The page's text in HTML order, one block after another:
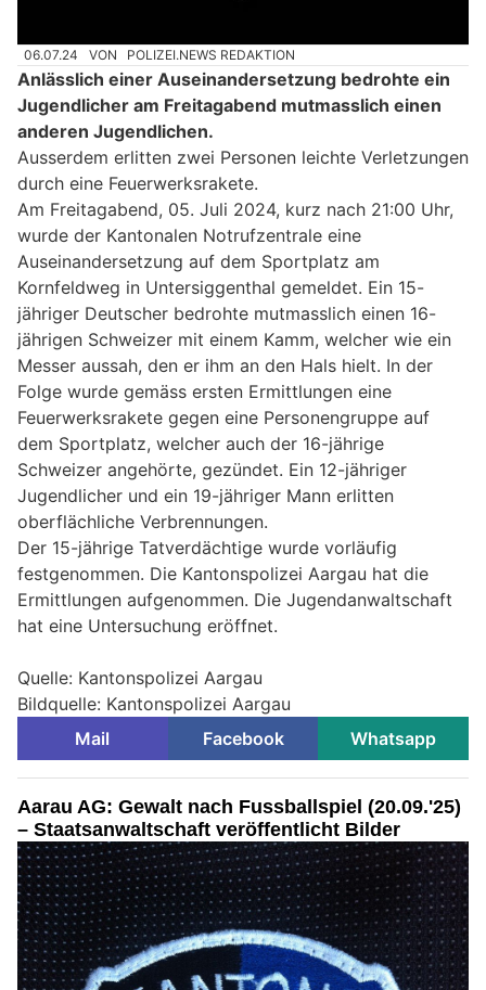
06.07.24 VON POLIZEI.NEWS REDAKTION
Anlässlich einer Auseinandersetzung bedrohte ein
Jugendlicher am Freitagabend mutmasslich einen
anderen Jugendlichen.
Ausserdem erlitten zwei Personen leichte Verletzungen
durch eine Feuerwerksrakete.
Am Freitagabend, 05. Juli 2024, kurz nach 21:00 Uhr,
wurde der Kantonalen Notrufzentrale eine
Auseinandersetzung auf dem Sportplatz am
Kornfeldweg in Untersiggenthal gemeldet. Ein 15-
jähriger Deutscher bedrohte mutmasslich einen 16-
jährigen Schweizer mit einem Kamm, welcher wie ein
Messer aussah, den er ihm an den Hals hielt. In der
Folge wurde gemäss ersten Ermittlungen eine
Feuerwerksrakete gegen eine Personengruppe auf
dem Sportplatz, welcher auch der 16-jährige
Schweizer angehörte, gezündet. Ein 12-jähriger
Jugendlicher und ein 19-jähriger Mann erlitten
oberflächliche Verbrennungen.
Der 15-jährige Tatverdächtige wurde vorläufig
festgenommen. Die Kantonspolizei Aargau hat die
Ermittlungen aufgenommen. Die Jugendanwaltschaft
hat eine Untersuchung eröffnet.
Quelle: Kantonspolizei Aargau
Bildquelle: Kantonspolizei Aargau
Mail
Facebook Whatsapp
Aarau AG: Gewalt nach Fussballspiel (20.09.'25)
– Staatsanwaltschaft veröffentlicht Bilder